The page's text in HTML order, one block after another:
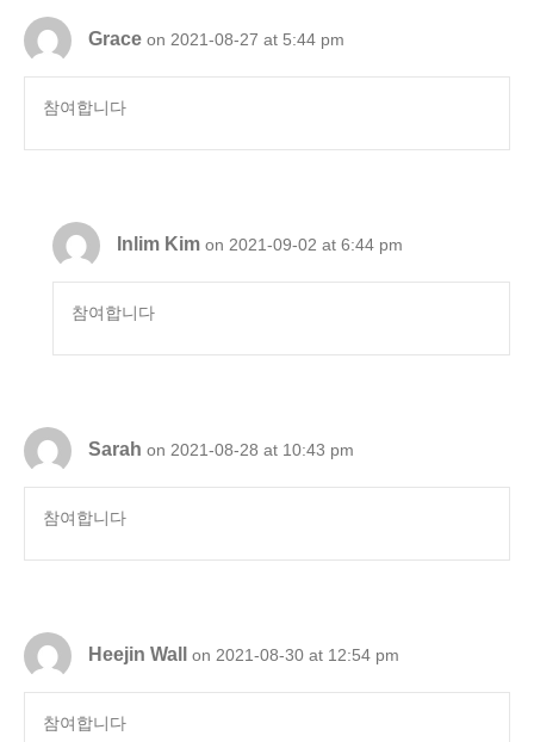
Grace on 2021-08-27 at 5:44 pm
참여합니다
Inlim Kim on 2021-09-02 at 6:44 pm
참여합니다
Sarah on 2021-08-28 at 10:43 pm
참여합니다
Heejin Wall on 2021-08-30 at 12:54 pm
참여합니다